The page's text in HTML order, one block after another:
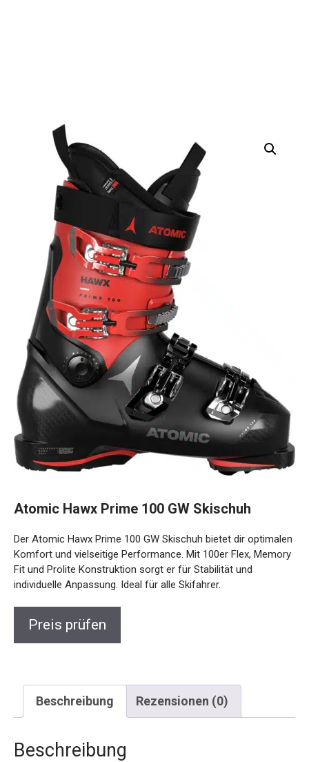
optimalen Komfort und vielseitige Performance. Mit 100er
Flex, Memory Fit und Prolite Konstruktion sorgt er für
Stabilität und individuelle Anpassung. Ideal für alle Skifahrer.
Preis prüfen
Beschreibung Rezensionen (0)
Beschreibung